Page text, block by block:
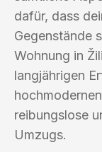
dafür, dass
Gegenstände
Wohnung in
langjährigen
reibungslose
Umzugs.